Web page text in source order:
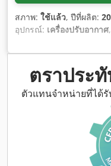
สภาพ: ใช้แล้ว, ปีที่ผลิต:
อุปกรณ์: เครื่องปรับอากาศ,
ตราประ
ตัวแทนจำหน่ายที่ได้รั